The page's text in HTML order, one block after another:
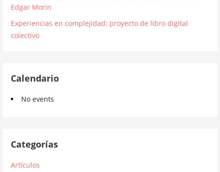
Edgar Morin
Experiencias en complejidad: proyecto de libro digital
colectivo
Calendario
No events
Categorías
Artículos